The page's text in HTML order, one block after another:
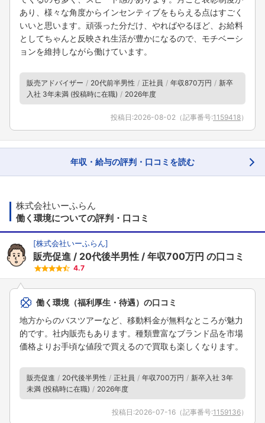
あり、様々な角度からインセンティブをもらえる点はすごく
いいと思います。頑張った分だけ、やればやるほど、お給料
としてちゃんと反映され生活が豊かになるので、モチベーシ
ョンを維持しながら働けています。
販売アドバイザー 20代前半男性 正社員 年収870万円
新卒
入社 3年未満 (投稿時に在職)
2026年度
投稿日:2026-08-02 （記事番号:1159418）
年収・給与の評判・口コミを読む
株式会社いーふらん
働く環境についての評判・口コミ
[株式会社いーふらん]
販売促進 20代後半男性 年収700万円 の口コミ
4.7
働く環境（福利厚生・待遇）の口コミ
地方からのバスツアーなど、移動料金が無料なところが魅力
的です。社内販売もあります。種類豊富なブランド品を市場
価格よりお手頃な値段で買えるので買取も楽しくなります。
販売促進 20代後半男性 正社員 年収700万円
新卒入社 3年
未満 (投稿時に在職)
2026年度
投稿日:2026-07-16 （記事番号:1159136）